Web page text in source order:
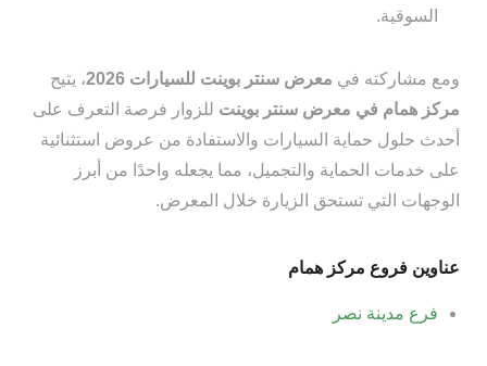
السوقية.
ومع مشاركته في معرض سنتر بوينت للسيارات 2026
، يتيح
مركز همام في معرض سنتر بوينت للزوار فرصة التعرف على
أحدث حلول حماية السيارات والاستفادة من عروض استثنائية
على خدمات الحماية والتجميل، مما يجعله واحدًا من أبرز
الوجهات التي تستحق الزيارة خلال المعرض.
عناوين فروع مركز همام
فرع مدينة نصر